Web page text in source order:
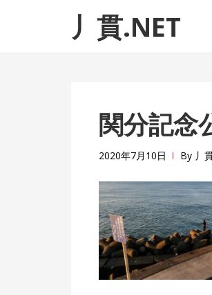
ゲ
テ丿貫.NET
関分記念
2020年7月10日 By 丿